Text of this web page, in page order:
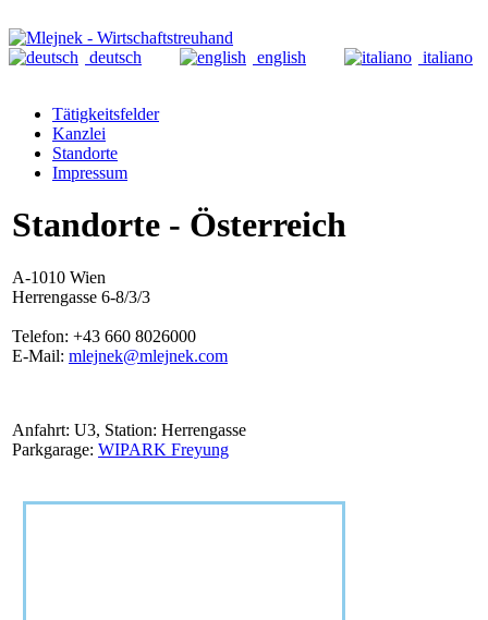
deutsch english italiano
Tätigkeitsfelder
Kanzlei
Standorte
Impressum
Standorte - Österreich
A-1010 Wien
Herrengasse 6-8/3/3
Telefon: +43 660 8026000
E-Mail: mlejnek@mlejnek.com
Anfahrt: U3, Station: Herrengasse
Parkgarage: WIPARK Freyung